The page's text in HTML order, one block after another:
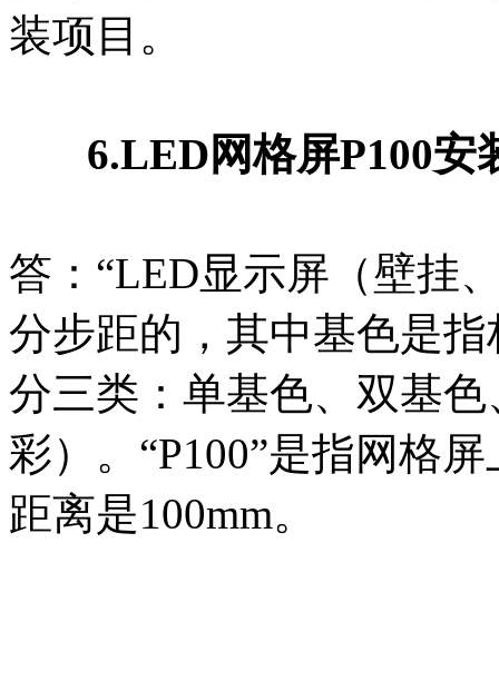
装项目。
6.LED网格屏P100安
答：“LED显示屏（壁挂
分步距的，其中基色是
分三类：单基色、双基
彩）。“P100”是指网格
距离是100mm。